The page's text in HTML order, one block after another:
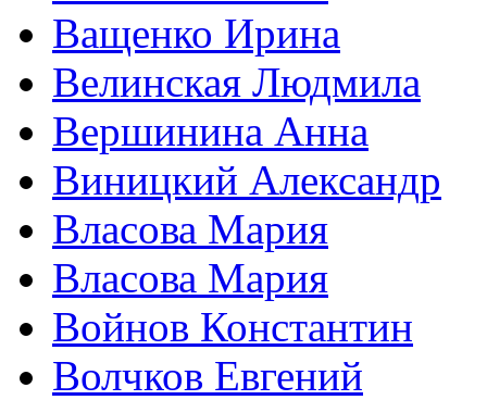
Ващенко Ирина
Велинская Людмила
Вершинина Анна
Виницкий Александр
Власова Мария
Власова Мария
Войнов Константин
Волчков Евгений